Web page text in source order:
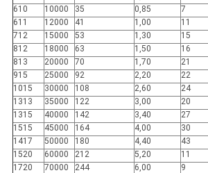
610
10000 35 0,85 7
611
12000 41 1,00 11
712
15000 53 1,30 15
812
18000 63 1,50 16
813
20000 70 1,70 21
915
25000 92 2,20 22
1015
30000 108 2,60 24
1313
35000 122 3,00 20
1315
40000 142 3,40 27
1515
45000 164 4,00 30
1417
50000 180 4,40 43
1520
60000 212 5,20 11
1720
70000 244 6,00 9